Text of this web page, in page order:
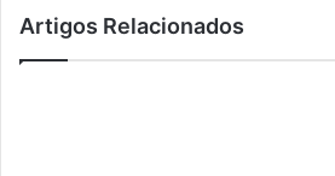
Artigos Relacionados